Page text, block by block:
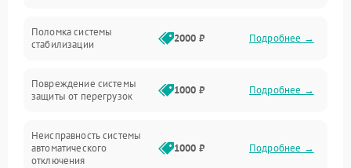
Электропитание
Механика
Поломка системы
стабилизации
2000 ₽ Подробнее →
Повреждение системы
защиты от перегрузок
1000 ₽ Подробнее →
Неисправность системы
автоматического
отключения
1000 ₽ Подробнее →